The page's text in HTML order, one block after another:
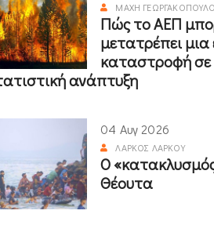
ΜΆΧΗ
Πώς το ΑΕΠ
μετατρέπει μια
καταστροφή σε
ανάπτυξη
04 Αυγ 2026
ΛΆΡΚΟΣ ΛΆΡΚΟΥ
Ο
Θέουτα